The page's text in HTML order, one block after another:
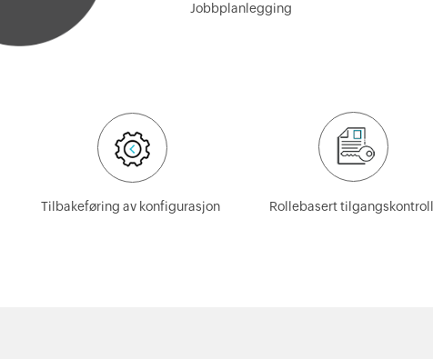
Jobbplanlegging
Tilbakeføring av konfigurasjon Rollebasert tilgangskontroll